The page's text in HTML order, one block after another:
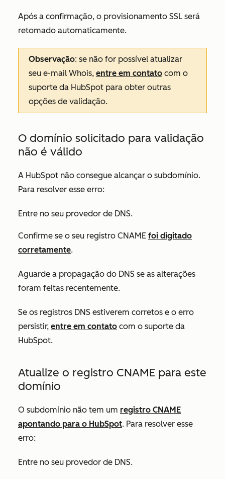
Após a confirmação, o provisionamento SSL será
retomado automaticamente.
Observação: se não for possível atualizar
seu e-mail Whois, entre em contato com o
suporte da HubSpot para obter outras
opções de validação.
O domínio solicitado para validação
não é válido
A HubSpot não consegue alcançar o subdomínio.
Para resolver esse erro:
Entre no seu provedor de DNS.
Confirme se o seu registro CNAME foi digitado
corretamente.
Aguarde a propagação do DNS se as alterações
foram feitas recentemente.
Se os registros DNS estiverem corretos e o erro
persistir, entre em contato com o suporte da
HubSpot.
Atualize o registro CNAME para este
domínio
O subdomínio não tem um registro CNAME
apontando para o HubSpot. Para resolver esse
erro:
Entre no seu provedor de DNS.